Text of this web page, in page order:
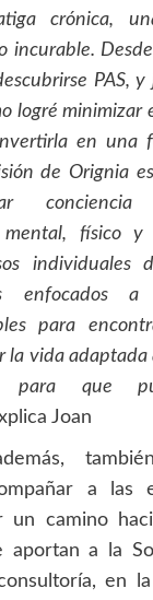
crónica,
incurable.
PAS,
logré minimizar
en una
de Orignia
mental, físico
individuales
enfocados a
para
la vida adaptada
para que
Joan
a las
un camino
a la
en